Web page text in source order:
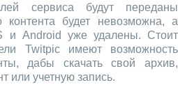
сервиса будут переданы
контента будет невозможна, а
и Android уже удалены. Стоит
Twitpic имеют возможность
дабы скачать свой архив,
или учетную запись.